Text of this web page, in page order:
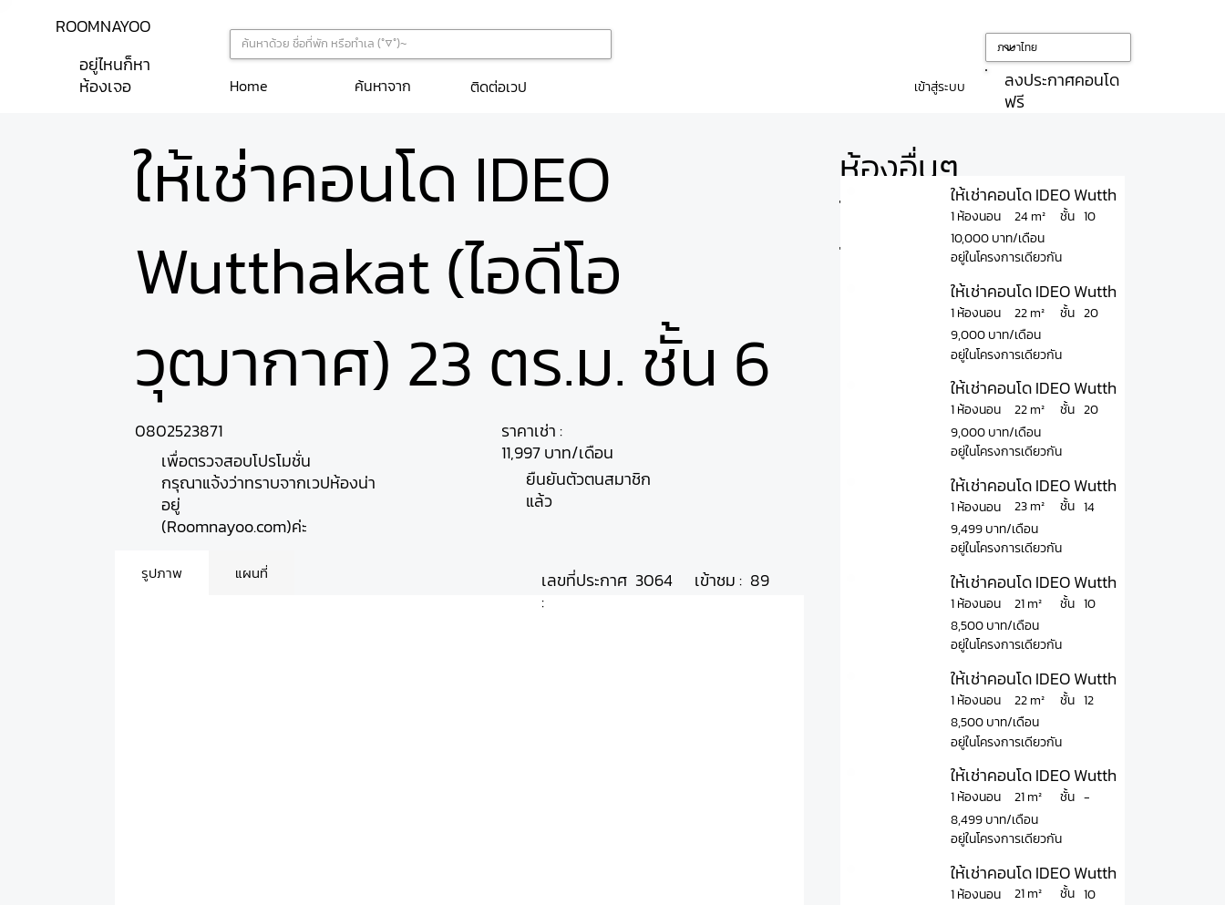
ติดต่อเวป
Home ค้นหาจาก เข้าสู่ระบบ
ลงประกาศคอนโด
ฟรี
ROOMNAYOO
อยู่ไหนก็หา
ห้องเจอ
ให้เช่าคอนโด IDEO
Wutthakat (ไอดีโอ
วุฒากาศ) 23 ตร.ม. ชั้น 6
0802523871
เพื่อตรวจสอบโปรโมชั่น
กรุณาแจ้งว่าทราบจากเวปห้องน่า
อยู่
(Roomnayoo.com)ค่ะ
ราคาเช่า :
11,997 บาท/เดือน
ยืนยันตัวตนสมาชิก
แล้ว
รูปภาพ แผนที่
เลขที่ประกาศ
:
3064 เข้าชม : 89
ห้องอื่นๆ
ใน
โครงการ
ให้เช่าคอนโด IDEO Wutthakat ไอดีโอ วุ
1 ห้องนอน
10,000 บาท/เดือน
ชั้น
24 m² 10
อยู่ในโครงการเดียวกัน
ให้เช่าคอนโด IDEO Wutthakat ไอดีโอ วุ
1 ห้องนอน
9,000 บาท/เดือน
ชั้น
22 m² 20
อยู่ในโครงการเดียวกัน
ให้เช่าคอนโด IDEO Wutthakat ไอดีโอ วุ
1 ห้องนอน
9,000 บาท/เดือน
ชั้น
22 m² 20
อยู่ในโครงการเดียวกัน
ให้เช่าคอนโด IDEO Wutthakat ไอดีโอ วุ
1 ห้องนอน
9,499 บาท/เดือน
ชั้น
23 m² 14
อยู่ในโครงการเดียวกัน
ให้เช่าคอนโด IDEO Wutthakat ไอดีโอ วุ
1 ห้องนอน
8,500 บาท/เดือน
ชั้น
21 m² 10
อยู่ในโครงการเดียวกัน
ให้เช่าคอนโด IDEO Wutthakat ไอดีโอ วุ
1 ห้องนอน
8,500 บาท/เดือน
ชั้น
22 m² 12
อยู่ในโครงการเดียวกัน
ให้เช่าคอนโด IDEO Wutthakat ไอดีโอ วุ
1 ห้องนอน
8,499 บาท/เดือน
ชั้น
21 m² -
อยู่ในโครงการเดียวกัน
ให้เช่าคอนโด IDEO Wutthakat ไอดีโอ วุ
1 ห้องนอน
ชั้น
21 m² 10